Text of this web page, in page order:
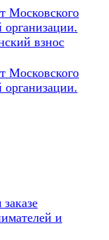
взнос
и